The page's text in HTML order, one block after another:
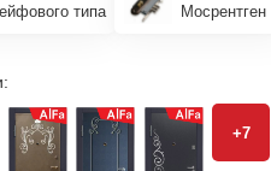
типа Мосрентген
+7